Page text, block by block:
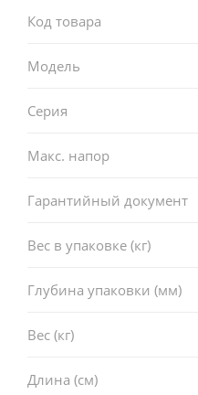
Код товара
Модель
Серия
Макс. напор
Гарантийный документ
Вес в упаковке (кг)
Глубина упаковки (мм)
Вес (кг)
Длина (см)